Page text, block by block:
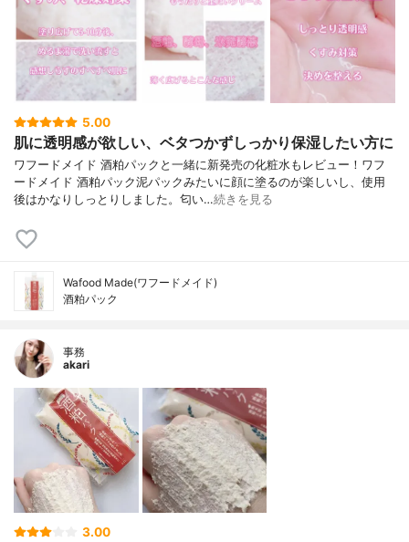
5.00
肌に透明感が欲しい、ベタつかずしっかり保湿したい方に
ワフードメイド 酒粕パックと一緒に新発売の化粧水もレビュー！ワフ
ードメイド 酒粕パック泥パックみたいに顔に塗るのが楽しいし、使用
後はかなりしっとりしました。匂い…続きを見る
Wafood Made(ワフードメイド)
酒粕パック
事務
akari
3.00